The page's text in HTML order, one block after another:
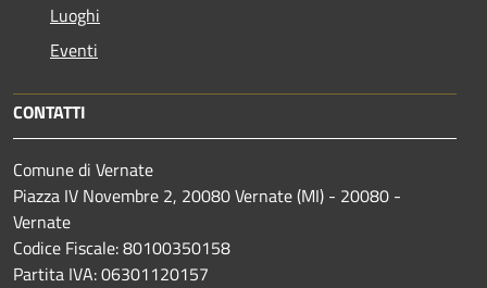
Luoghi
Eventi
CONTATTI
Comune di Vernate
Piazza IV Novembre 2, 20080 Vernate (MI) - 20080 -
Vernate
Codice Fiscale: 80100350158
Partita IVA: 06301120157